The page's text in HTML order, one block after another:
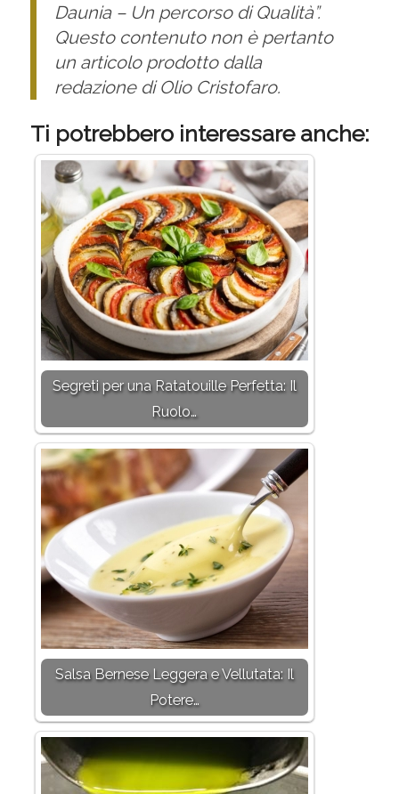
Daunia – Un percorso di Qualità”.
Questo contenuto non è pertanto
un articolo prodotto dalla
redazione di Olio Cristofaro.
Ti potrebbero interessare anche:
Segreti per una Ratatouille Perfetta: Il
Ruolo…
Salsa Bernese Leggera e Vellutata: Il
Potere…